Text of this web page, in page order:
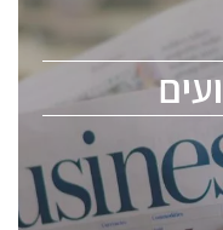
כולל מהנדסים,
ChipEx2026 will
conference is
semiconductor
professional